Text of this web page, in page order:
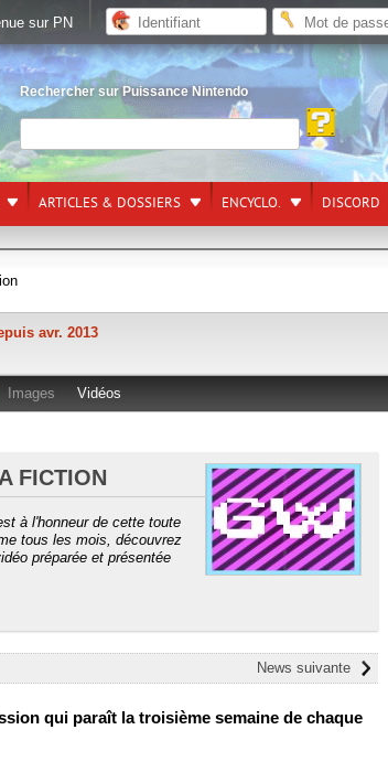
Rechercher sur Puissance Nintendo
ARTICLES & DOSSIERS ENCYCLO. DISCORD
avr. 2013
Images Vidéos
FICTION
à l'honneur de cette toute
tous les mois, découvrez
préparée et présentée
News suivante
qui paraît la troisième semaine de chaque
sur PN